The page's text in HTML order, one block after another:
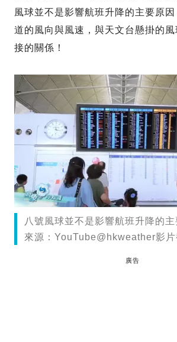
風球並不是影響航班升降的主要原
道的風向與風速，與天文台懸掛的
接的關係！
八號風球並不是影響航班升降的
來源：YouTube@hkweather影片
廣告